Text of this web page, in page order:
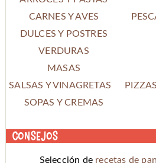
CARNES Y AVES
DULCES Y POSTRES
VERDURAS
MASAS
SALSAS Y VINAGRETAS
SOPAS Y CREMAS
Consejos
Selección de recetas de